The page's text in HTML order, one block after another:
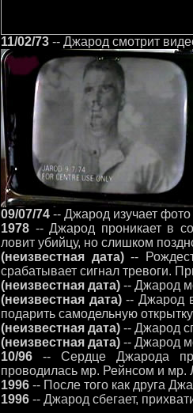
11/02/73 -- Джарод смотрит
09/07/74 -- Джарод изучает
1978 -- Джарод проникает в
ловит убийцу, но слишком
(неизвестная дата)--
срабатывает сигнал тревоги.
(неизвестная дата) -- Джарод
(неизвестная дата)-- Джарод
подарить самодельную
(неизвестная дата) -- Джарод
(неизвестная дата) -- Джарод
10/96 -- Сердце Джарода
проводилась мр. Рейнсом и мр.
1996 -- После того как друга
1996 -- Джарод сбегает,